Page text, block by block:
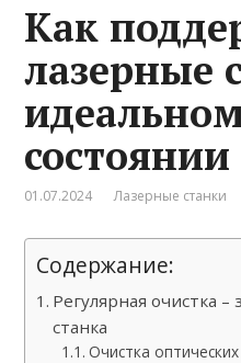
Как
лазерные
состоянии
01.07.2024 Лазерные станки
Содержание:
Регулярная очистка –
станка
Очистка